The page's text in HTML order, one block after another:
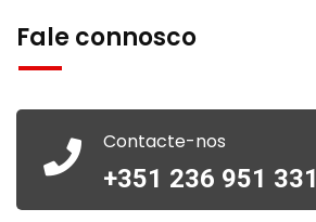
Fale connosco
Contacte-nos
+351 236 951 331